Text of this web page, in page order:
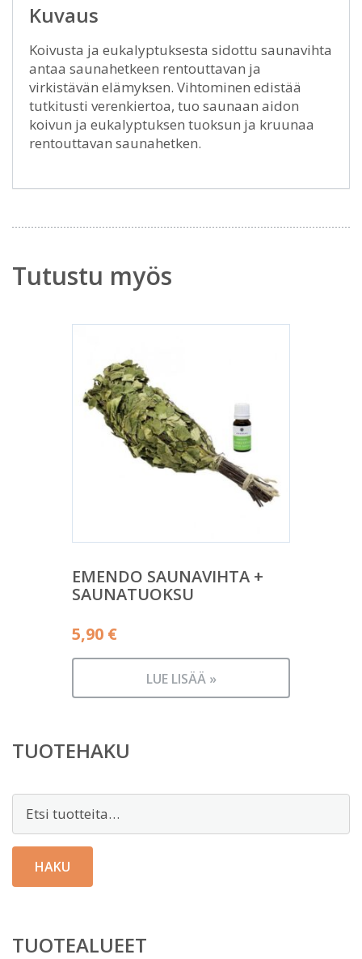
Kuvaus
Koivusta ja eukalyptuksesta sidottu saunavihta
antaa saunahetkeen rentouttavan ja
virkistävän elämyksen. Vihtominen edistää
tutkitusti verenkiertoa, tuo saunaan aidon
koivun ja eukalyptuksen tuoksun ja kruunaa
rentouttavan saunahetken.
Tutustu myös
EMENDO SAUNAVIHTA +
SAUNATUOKSU
5,90 €
LUE LISÄÄ »
TUOTEHAKU
Etsi:
HAKU
TUOTEALUEET